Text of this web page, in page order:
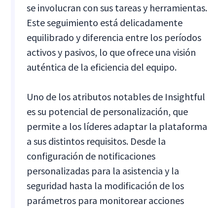
se involucran con sus tareas y herramientas.
Este seguimiento está delicadamente
equilibrado y diferencia entre los períodos
activos y pasivos, lo que ofrece una visión
auténtica de la eficiencia del equipo.
Uno de los atributos notables de Insightful
es su potencial de personalización, que
permite a los líderes adaptar la plataforma
a sus distintos requisitos. Desde la
configuración de notificaciones
personalizadas para la asistencia y la
seguridad hasta la modificación de los
parámetros para monitorear acciones